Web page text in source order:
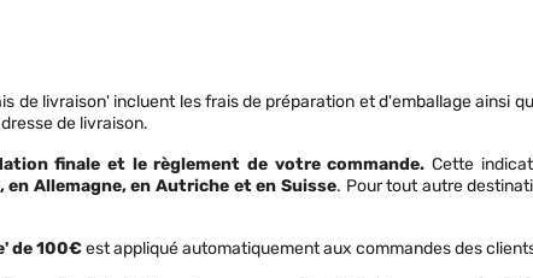
de livraison' incluent les frais de préparation et d'emballage ainsi
de livraison.
finale et le règlement de votre commande. Cette
Allemagne, en Autriche et en Suisse. Pour tout autre
de 100€est appliqué automatiquement aux commandes des